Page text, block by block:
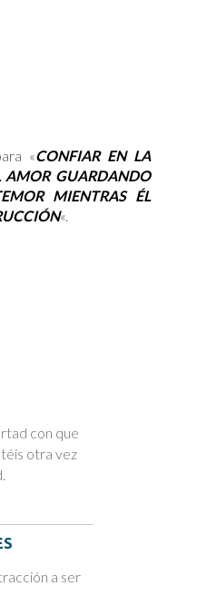
«CONFIAR EN LA
AMOR GUARDANDO
MIENTRAS ÉL
«.
con que
otra vez
a ser